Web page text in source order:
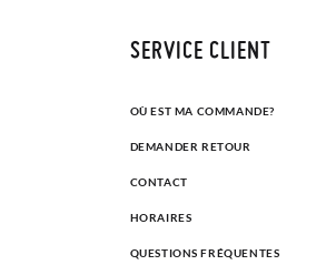
SERVICE CLIENT
OÙ EST MA COMMANDE?
DEMANDER RETOUR
CONTACT
HORAIRES
QUESTIONS FRÉQUENTES